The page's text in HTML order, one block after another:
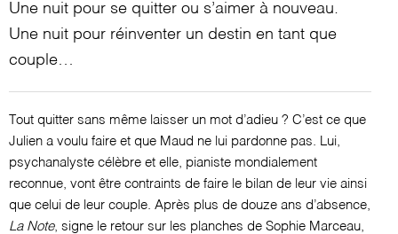
Une nuit pour se quitter ou s’aimer à nouveau.
Une nuit pour réinventer un destin en tant que
couple…
Tout quitter sans même laisser un mot d’adieu ? C’est ce que
Julien a voulu faire et que Maud ne lui pardonne pas. Lui,
psychanalyste célèbre et elle, pianiste mondialement
reconnue, vont être contraints de faire le bilan de leur vie ainsi
que celui de leur couple. Après plus de douze ans d’absence,
La Note, signe le retour sur les planches de Sophie Marceau,